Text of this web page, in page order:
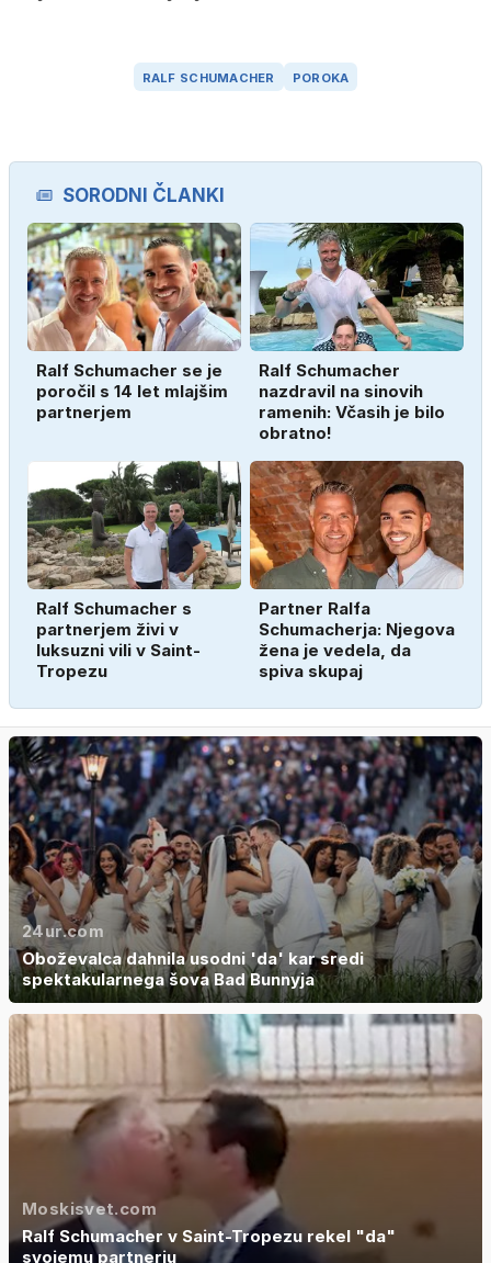
RALF SCHUMACHER POROKA
SORODNI ČLANKI
Ralf Schumacher se je
poročil s 14 let mlajšim
partnerjem
Ralf Schumacher
nazdravil na sinovih
ramenih: Včasih je bilo
obratno!
Ralf Schumacher s
partnerjem živi v
luksuzni vili v Saint-
Tropezu
Partner Ralfa
Schumacherja: Njegova
žena je vedela, da
spiva skupaj
24ur.com
Oboževalca dahnila usodni 'da' kar sredi
spektakularnega šova Bad Bunnyja
Moskisvet.com
Ralf Schumacher v Saint-Tropezu rekel "da"
svojemu partnerju